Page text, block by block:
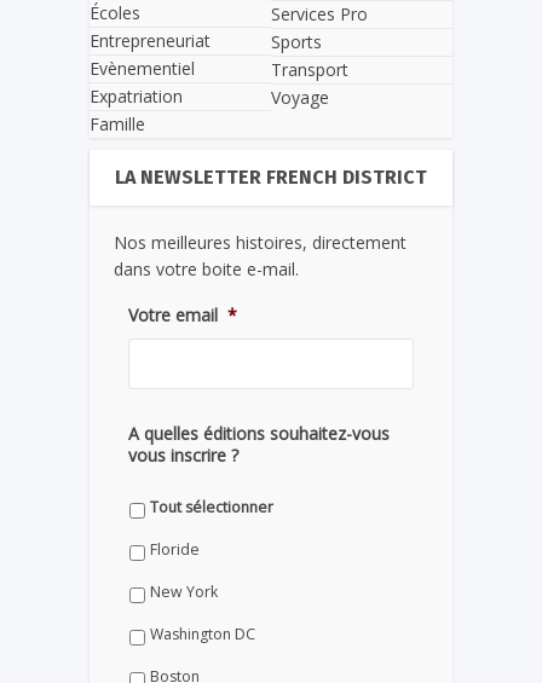
Écoles
Entrepreneuriat
Evènementiel
Expatriation
Famille
Services Pro
Sports
Transport
Voyage
LA NEWSLETTER FRENCH DISTRICT
Nos meilleures histoires, directement
dans votre boite e-mail.
Votre email *
A quelles éditions souhaitez-vous
vous inscrire ?
Tout sélectionner
Floride
New York
Washington DC
Boston